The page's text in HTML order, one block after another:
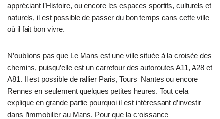
appréciant l’Histoire, ou encore les espaces sportifs, culturels et
naturels, il est possible de passer du bon temps dans cette ville
où il fait bon vivre.
N’oublions pas que Le Mans est une ville située à la croisée des
chemins, puisqu’elle est un carrefour des autoroutes A11, A28 et
A81. Il est possible de rallier Paris, Tours, Nantes ou encore
Rennes en seulement quelques petites heures. Tout cela
explique en grande partie pourquoi il est intéressant d’investir
dans l’immobilier au Mans. Pour que la croissance